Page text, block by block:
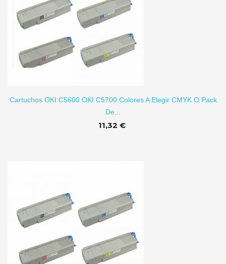
Cartuchos OKI C5600 OKI C5700 Colores A Elegir CMYK O Pack
De...
11,32 €